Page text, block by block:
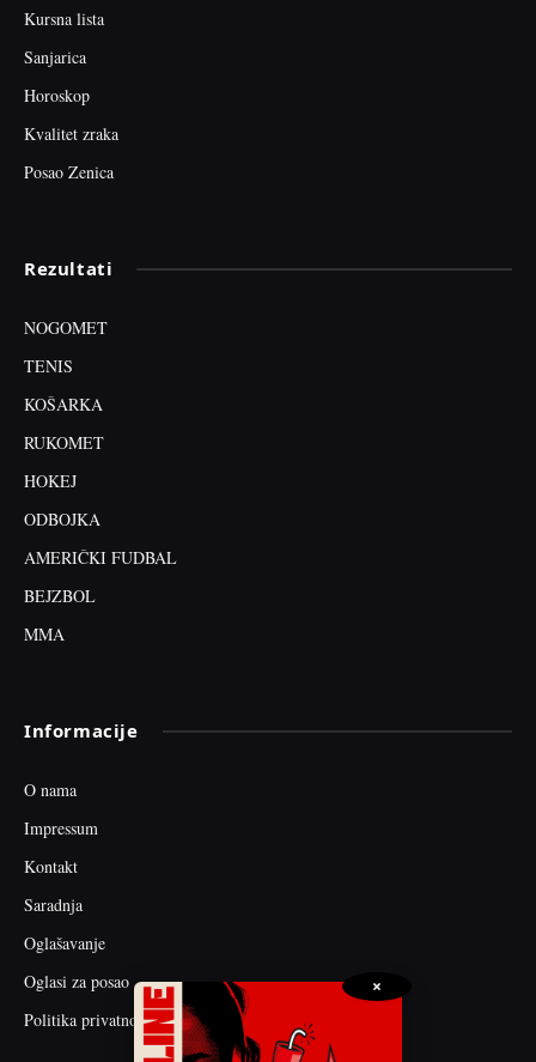
Kursna lista
Sanjarica
Horoskop
Kvalitet zraka
Posao Zenica
Rezultati
NOGOMET
TENIS
KOŠARKA
RUKOMET
HOKEJ
ODBOJKA
AMERIČKI FUDBAL
BEJZBOL
MMA
Informacije
O nama
Impressum
Kontakt
Saradnja
Oglašavanje
Oglasi za posao
Politika privatnosti
×